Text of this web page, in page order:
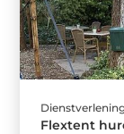
Flextent